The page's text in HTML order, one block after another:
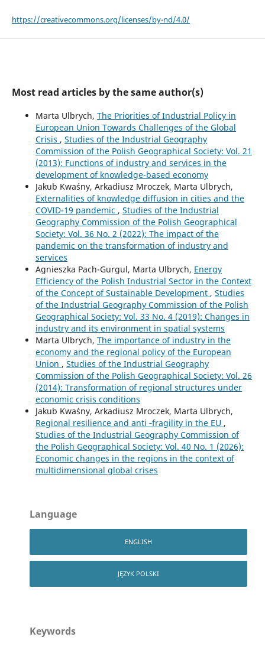
https://creativecommons.org/licenses/by-nd/4.0/
Most read articles by the same author(s)
Marta Ulbrych, The Priorities of Industrial Policy in
European Union Towards Challenges of the Global
Crisis , Studies of the Industrial Geography
Commission of the Polish Geographical Society: Vol. 21
(2013): Functions of industry and services in the
development of knowledge-based economy
Jakub Kwaśny, Arkadiusz Mroczek, Marta Ulbrych,
Externalities of knowledge diffusion in cities and the
COVID-19 pandemic , Studies of the Industrial
Geography Commission of the Polish Geographical
Society: Vol. 36 No. 2 (2022): The impact of the
pandemic on the transformation of industry and
services
Agnieszka Pach-Gurgul, Marta Ulbrych, Energy
Efficiency of the Polish Industrial Sector in the Context
of the Concept of Sustainable Development , Studies
of the Industrial Geography Commission of the Polish
Geographical Society: Vol. 33 No. 4 (2019): Changes in
industry and its environment in spatial systems
Marta Ulbrych, The importance of industry in the
economy and the regional policy of the European
Union , Studies of the Industrial Geography
Commission of the Polish Geographical Society: Vol. 26
(2014): Transformation of regional structures under
economic crisis conditions
Jakub Kwaśny, Arkadiusz Mroczek, Marta Ulbrych,
Regional resilience and anti ‑fragility in the EU ,
Studies of the Industrial Geography Commission of
the Polish Geographical Society: Vol. 40 No. 1 (2026):
Economic changes in the regions in the context of
multidimensional global crises
Language
ENGLISH
JĘZYK POLSKI
Keywords